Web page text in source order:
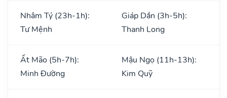
Nhâm Tý (23h-1h):
Tư Mệnh
Giáp Dần (3h-5h):
Thanh Long
Ất Mão (5h-7h):
Minh Đường
Mậu Ngọ (11h-13h):
Kim Quỹ